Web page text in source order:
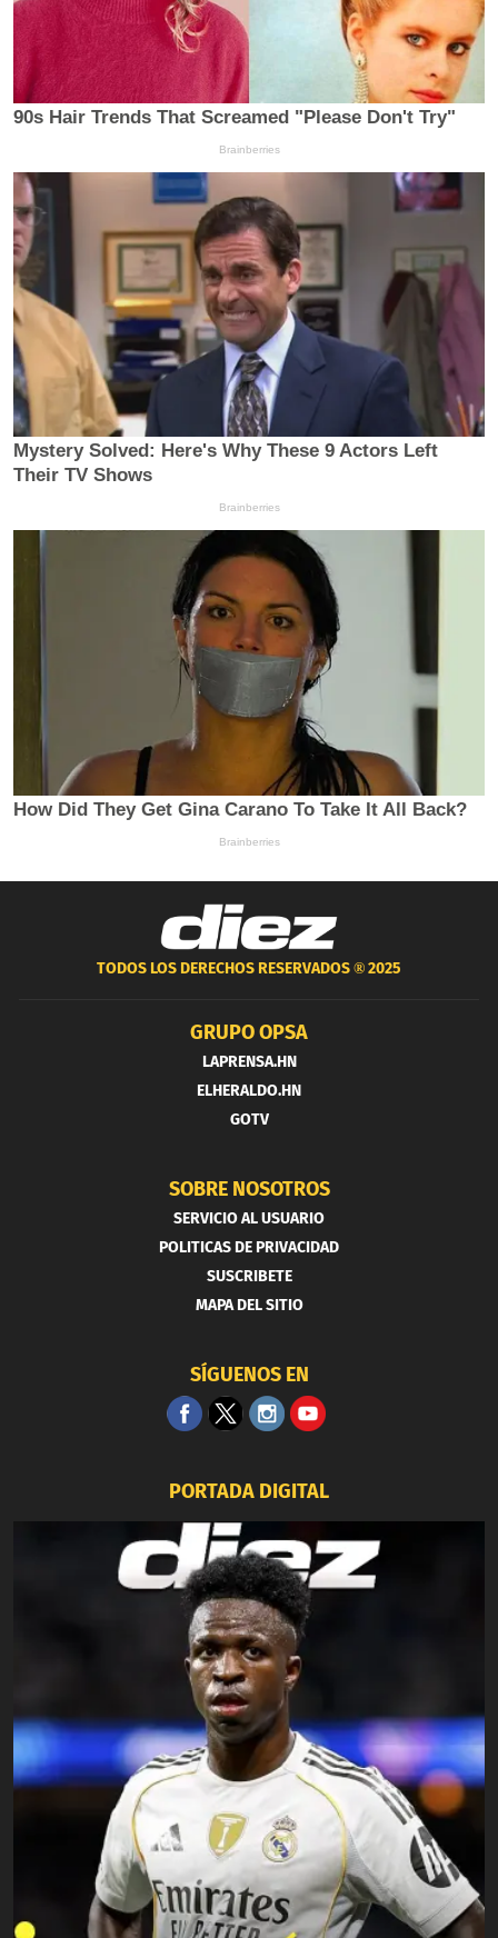
TODOS LOS DERECHOS RESERVADOS ®2025
GRUPO OPSA
LAPRENSA.HN
ELHERALDO.HN
GOTV
SOBRE NOSOTROS
SERVICIO AL USUARIO
POLITICAS DE PRIVACIDAD
SUSCRIBETE
MAPA DEL SITIO
SÍGUENOS EN
PORTADA DIGITAL